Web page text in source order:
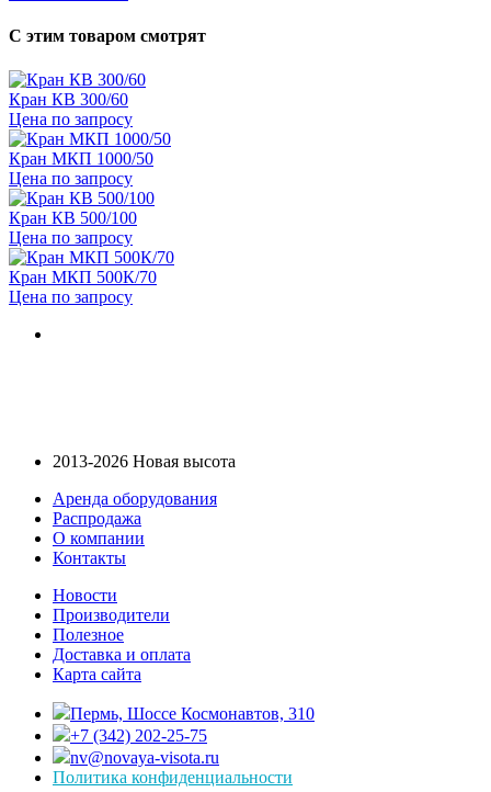
С этим товаром смотрят
Кран КВ 300/60
Цена по запросу
Кран МКП 1000/50
Цена по запросу
Кран КВ 500/100
Цена по запросу
Кран МКП 500К/70
Цена по запросу
2013-2026 Новая высота
Аренда оборудования
Распродажа
О компании
Контакты
Новости
Производители
Полезное
Доставка и оплата
Карта сайта
Пермь, Шоссе Космонавтов, 310
+7 (342) 202-25-75
nv@novaya-visota.ru
Политика конфиденциальности